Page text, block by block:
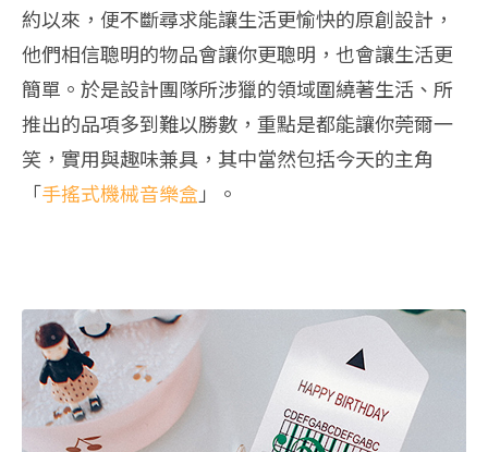
約以來，便不斷尋求能讓生活更愉快的原創設計，
他們相信聰明的物品會讓你更聰明，也會讓生活更
簡單。於是設計團隊所涉獵的領域圍繞著生活、所
推出的品項多到難以勝數，重點是都能讓你莞爾一
笑，實用與趣味兼具，其中當然包括今天的主角
「手搖式機械音樂盒 」。